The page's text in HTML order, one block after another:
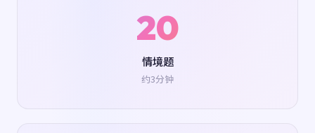
20
情境题
约3分钟